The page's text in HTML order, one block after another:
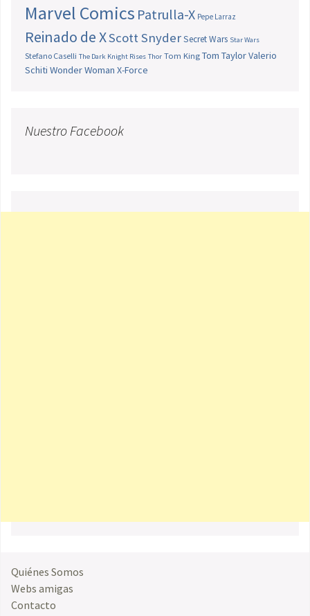
Marvel Comics Patrulla-X Pepe Larraz
Reinado de XScott SnyderSecret Wars Star Wars
Stefano Caselli The Dark Knight Rises Thor Tom King Tom TaylorValerio
Schiti Wonder Woman X-Force
Nuestro Facebook
Quiénes Somos
Webs amigas
Contacto